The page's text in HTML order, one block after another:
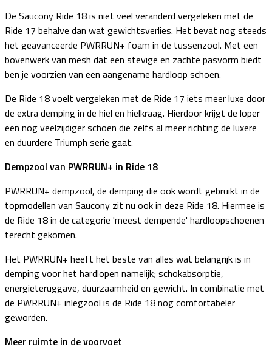
De Saucony Ride 18 is niet veel veranderd vergeleken met de
Ride 17 behalve dan wat gewichtsverlies. Het bevat nog steeds
het geavanceerde PWRRUN+ foam in de tussenzool. Met een
bovenwerk van mesh dat een stevige en zachte pasvorm biedt
ben je voorzien van een aangename hardloop schoen.
De Ride 18 voelt vergeleken met de Ride 17 iets meer luxe door
de extra demping in de hiel en hielkraag. Hierdoor krijgt de loper
een nog veelzijdiger schoen die zelfs al meer richting de luxere
en duurdere Triumph serie gaat.
Dempzool van PWRRUN+ in Ride 18
PWRRUN+ dempzool, de demping die ook wordt gebruikt in de
topmodellen van Saucony zit nu ook in deze Ride 18. Hiermee is
de Ride 18 in de categorie 'meest dempende' hardloopschoenen
terecht gekomen.
Het PWRRUN+ heeft het beste van alles wat belangrijk is in
demping voor het hardlopen namelijk; schokabsorptie,
energieteruggave, duurzaamheid en gewicht. In combinatie met
de PWRRUN+ inlegzool is de Ride 18 nog comfortabeler
geworden.
Meer ruimte in de voorvoet